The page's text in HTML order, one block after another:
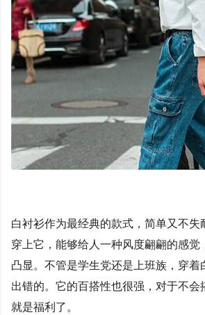
白衬衫作为最经典的款式，简单又不失
穿上它，能够给人一种风度翩翩的感
凸显。不管是学生党还是上班族，穿着
出错的。它的百搭性也很强，对于不会
就是福利了。